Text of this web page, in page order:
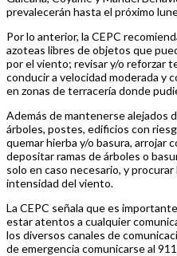
prevalecerán hasta el próximo
Por lo anterior, la CEPC
azoteas libres de objetos que
por el viento; revisar y/o reforzar
conducir a velocidad moderada y
en zonas de terracería donde
Además de mantenerse alejados
árboles, postes, edificios con
quemar hierba y/o basura, arrojar
depositar ramas de árboles o
solo en caso necesario, y
intensidad del viento.
La CEPC señala que es
estar atentos a cualquier
los diversos canales de
de emergencia comunicarse al